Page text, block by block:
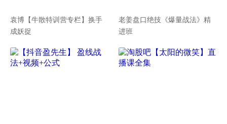
袁博【牛散特训营专栏】换手
成妖捉
老姜盘口绝技《爆量战法》精
进班